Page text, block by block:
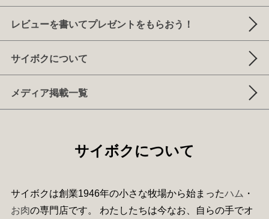
レビューを書いてプレゼントをもらおう！
サイボクについて
メディア掲載一覧
サイボクについて
サイボクは創業1946年の小さな牧場から始まったハム ・
お肉の専門店です。 わたしたちは今なお、自らの手でオ